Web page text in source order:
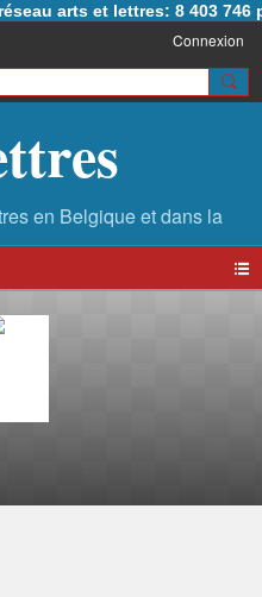
arts et lettres: 8 403 746
Connexion